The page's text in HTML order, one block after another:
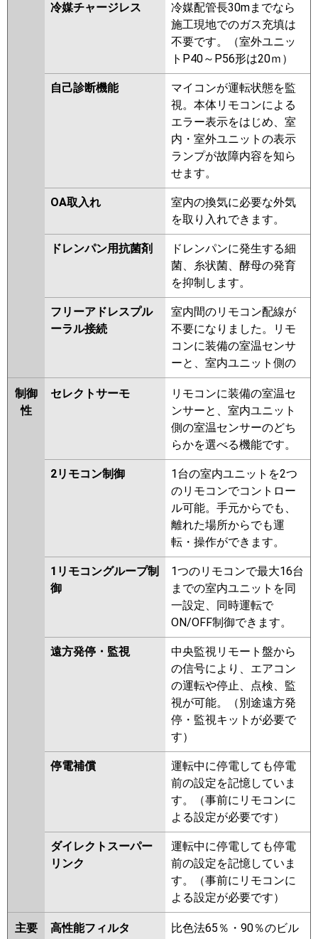
冷媒チャージレス
冷媒配管長30mまでなら
施工現地でのガス充填は
不要です。（室外ユニッ
トP40～P56形は20ｍ）
自己診断機能
マイコンが運転状態を監
視。本体リモコンによる
エラー表示をはじめ、室
内・室外ユニットの表示
ランプが故障内容を知ら
せます。
OA取入れ
室内の換気に必要な外気
を取り入れできます。
ドレンパン用抗菌剤
ドレンパンに発生する細
菌、糸状菌、酵母の発育
を抑制します。
フリーアドレスプル
ーラル接続
室内間のリモコン配線が
不要になりました。リモ
コンに装備の室温センサ
ーと、室内ユニット側の
制御
性
セレクトサーモ
リモコンに装備の室温セ
ンサーと、室内ユニット
側の室温センサーのどち
らかを選べる機能です。
2リモコン制御
1台の室内ユニットを2つ
のリモコンでコントロー
ル可能。手元からでも、
離れた場所からでも運
転・操作ができます。
1リモコングループ制
御
1つのリモコンで最大16台
までの室内ユニットを同
一設定、同時運転で
ON/OFF制御できます。
遠方発停・監視
中央監視リモート盤から
の信号により、エアコン
の運転や停止、点検、監
視が可能。（別途遠方発
停・監視キットが必要で
す）
停電補償
運転中に停電しても停電
前の設定を記憶していま
す。（事前にリモコンに
よる設定が必要です）
ダイレクトスーパー
リンク
運転中に停電しても停電
前の設定を記憶していま
す。（事前にリモコンに
よる設定が必要です）
主要
高性能フィルタ
比色法65％・90％のビル